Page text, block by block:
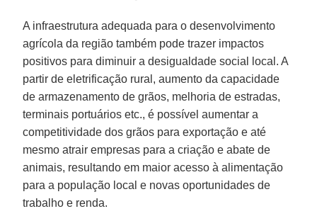
A infraestrutura adequada para o desenvolvimento
agrícola da região também pode trazer impactos
positivos para diminuir a desigualdade social local. A
partir de eletrificação rural, aumento da capacidade
de armazenamento de grãos, melhoria de estradas,
terminais portuários etc., é possível aumentar a
competitividade dos grãos para exportação e até
mesmo atrair empresas para a criação e abate de
animais, resultando em maior acesso à alimentação
para a população local e novas oportunidades de
trabalho e renda.